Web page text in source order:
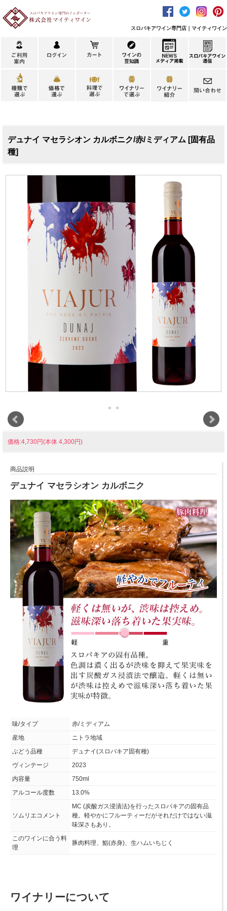
スロバキアワイン専門店｜マイティワイン
デュナイ マセラシオン カルボニク/赤/ミディアム [固有品
種]
価格:4,730円(本体 4,300円)
商品説明
デュナイ マセラシオン カルボニク
味/タイプ
赤/ミディアム
産地
ニトラ地域
ぶどう品種
デュナイ(スロバキア固有種)
ヴィンテージ
2023
内容量
750ml
アルコール度数
13.0%
ソムリエコメント
MC (炭酸ガス浸漬法)を行ったスロバキアの固有品
種。軽やかにフルーティーだがそれだけではない滋
味深さもあり。
このワインに合う料
理
豚肉料理、鮨(赤身)、生ハムいちじく
ワイナリーについて